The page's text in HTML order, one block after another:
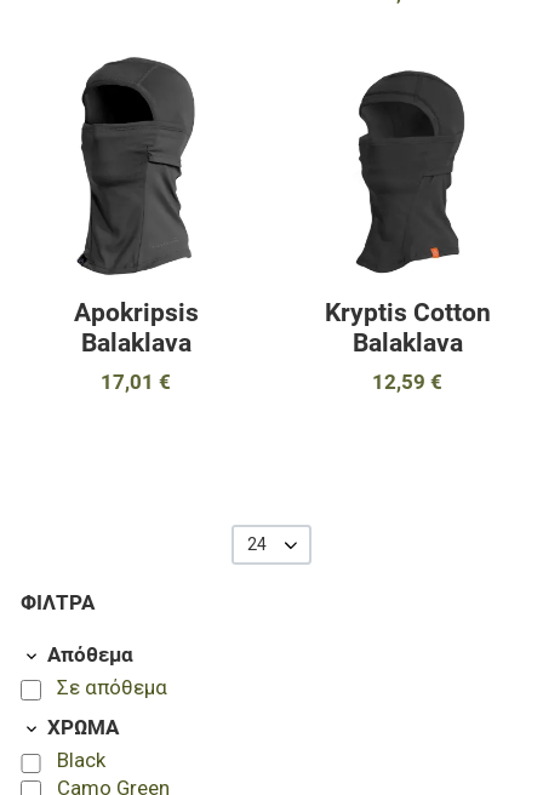
ΦΊΛΤΡΑ
Απόθεμα
Σε απόθεμα
ΧΡΩΜΑ
Black
Camo Green
Προσθήκη στα αγαπημένα
Προσθήκη για σύγκριση
Γρήγορη ματιά
Apokripsis
Balaklava
17,01 €
Kryptis Cotton
Balaklava
12,59 €
24